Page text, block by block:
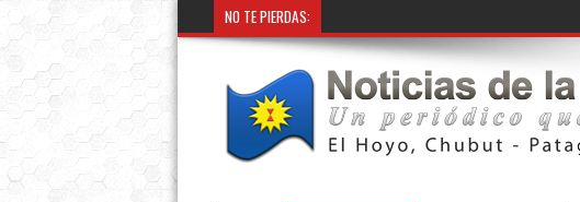
NO TE PIERDAS: